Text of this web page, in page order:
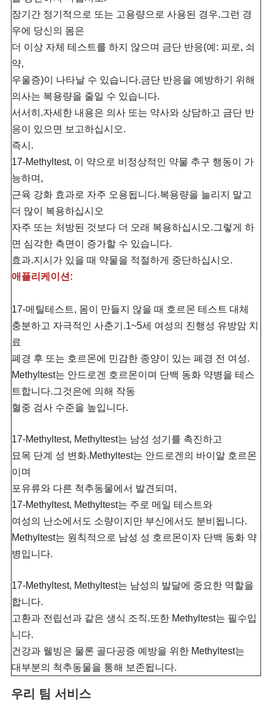
장기간 정기적으로 또는 고용량으로 사용된 경우.그런 경
우에 당신의 몸은
더 이상 자체 테스트를 하지 않으며 금단 반응(예: 피로, 쇠
약,
우울증)이 나타날 수 있습니다.금단 반응을 예방하기 위해
의사는 복용량을 줄일 수 있습니다.
서서히.자세한 내용은 의사 또는 약사와 상담하고 금단 반
응이 있으면 보고하십시오.
즉시.
17-Methyltest, 이 약으로 비정상적인 약물 추구 행동이 가
능하며,
근육 강화 효과로 자주 오용됩니다.복용량을 늘리지 말고
더 많이 복용하십시오
자주 또는 처방된 것보다 더 오래 복용하십시오.그렇게 하
면 심각한 측면이 증가할 수 있습니다.
효과.지시가 있을 때 약물을 적절하게 중단하십시오.
애플리케이션:
17-메틸테스트, 몸이 만들지 않을 때 호르몬 테스트 대체
충분하고 자극적인 사춘기.1~5세 여성의 진행성 유방암 치
료
폐경 후 또는 호르몬에 민감한 종양이 있는 폐경 전 여성.
Methyltest는 안드로겐 호르몬이며 단백 동화 약병을 테스
트합니다.그것은에 의해 작동
혈중 검사 수준을 높입니다.
17-Methyltest, Methyltest는 남성 성기를 촉진하고
묘목 단계 성 변화.Methyltest는 안드로겐의 바이알 호르몬
이며
포유류와 다른 척추동물에서 발견되며,
17-Methyltest, Methyltest는 주로 메일 테스트와
여성의 난소에서도 소량이지만 부신에서도 분비됩니다.
Methyltest는 원칙적으로 남성 성 호르몬이자 단백 동화 약
병입니다.
17-Methyltest, Methyltest는 남성의 발달에 중요한 역할을
합니다.
고환과 전립선과 같은 생식 조직.또한 Methyltest는 필수입
니다.
건강과 웰빙은 물론 골다공증 예방을 위한 Methyltest는
대부분의 척추동물을 통해 보존됩니다.
우리 팀 서비스